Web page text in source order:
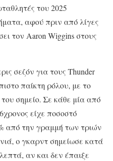
του 2025
αφού πριν από λίγες
τον Aaron Wiggins στους
σεζόν για τους Thunder
παίκτη ρόλου, με το
σημείο. Σε κάθε μία από
είχε ποσοστό
από την γραμμή των τριών
ο γκαρντ σημείωσε κατά
αν και δεν έπαιξε